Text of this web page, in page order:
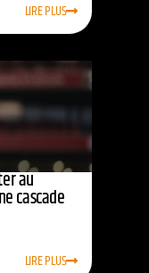
LIRE PLUS
au
cascade
LIRE PLUS